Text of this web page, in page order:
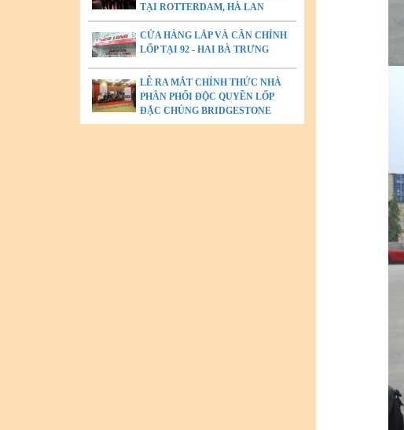
TẠI ROTTERDAM, HÀ LAN
CỬA HÀNG LẮP VÀ CÂN CHỈNH
LỐP TẠI 92 - HAI BÀ TRƯNG
LỄ RA MẮT CHÍNH THỨC NHÀ
PHÂN PHỐI ĐỘC QUYỀN LỐP
ĐẶC CHỦNG BRIDGESTONE